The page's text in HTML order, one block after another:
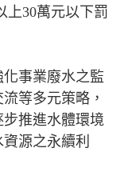
上30萬元以下罰
事業廢水之監
等多元策略，
推進水體環境
源之永續利